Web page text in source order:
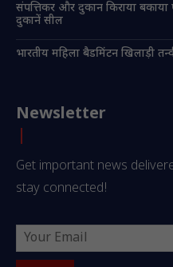
संपत्तिकर और दुकान किराया बकाया
दुकानें सील
भारतीय महिला बैडमिंटन खिलाड़ी
Newsletter
Get important news
stay connected!